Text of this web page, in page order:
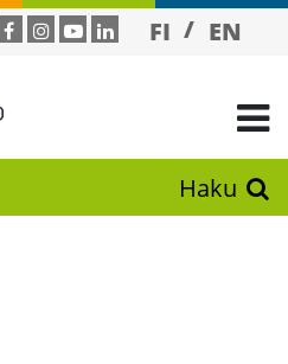
FI EN
Haku